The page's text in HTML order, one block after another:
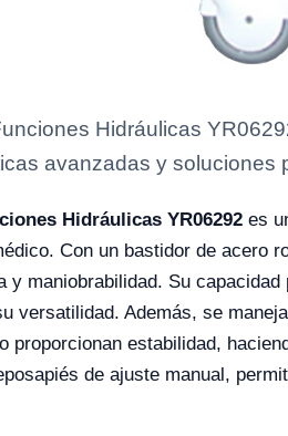
Hidráulicas
avanzadas y soluciones
Hidráulicas YR06292 es
Con un bastidor de acero
maniobrabilidad. Su
versatilidad. Además, se
proporcionan estabilidad,
de ajuste manual,